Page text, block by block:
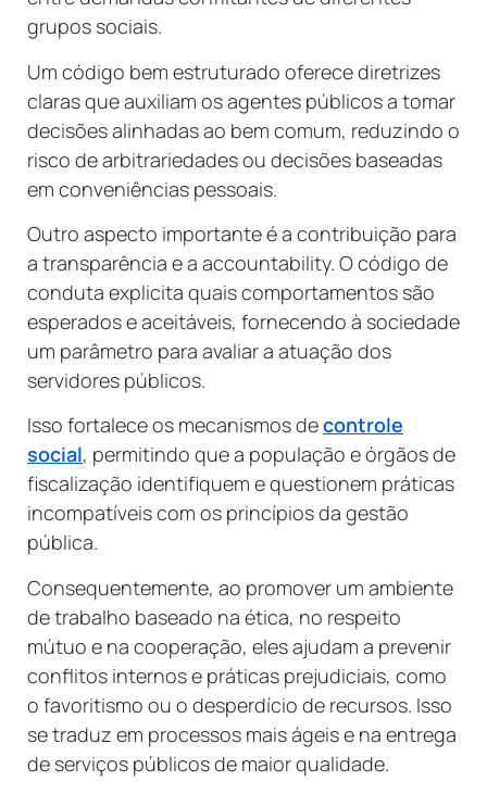
grupos sociais.
Um código bem estruturado oferece diretrizes
claras que auxiliam os agentes públicos a tomar
decisões alinhadas ao bem comum, reduzindo o
risco de arbitrariedades ou decisões baseadas
em conveniências pessoais.
Outro aspecto importante é a contribuição para
a transparência e a accountability. O código de
conduta explicita quais comportamentos são
esperados e aceitáveis, fornecendo à sociedade
um parâmetro para avaliar a atuação dos
servidores públicos.
Isso fortalece os mecanismos decontrole
social, permitindo que a população e órgãos de
fiscalização identifiquem e questionem práticas
incompatíveis com os princípios da gestão
pública.
Consequentemente, ao promover um ambiente
de trabalho baseado na ética, no respeito
mútuo e na cooperação, eles ajudam a prevenir
conflitos internos e práticas prejudiciais, como
o favoritismo ou o desperdício de recursos. Isso
se traduz em processos mais ágeis e na entrega
de serviços públicos de maior qualidade.